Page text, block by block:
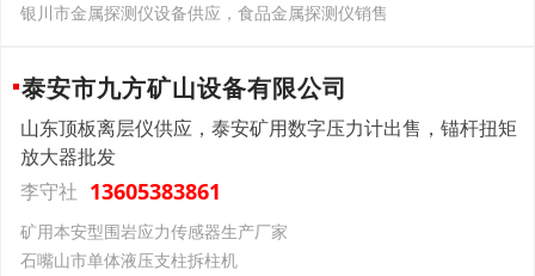
银川市金属探测仪设备供应，食品金属探测仪销售
泰安市九方矿山设备有限公司
山东顶板离层仪供应，泰安矿用数字压力计出售，锚杆扭矩
放大器批发
李守社 13605383861
矿用本安型围岩应力传感器生产厂家
石嘴山市单体液压支柱拆柱机